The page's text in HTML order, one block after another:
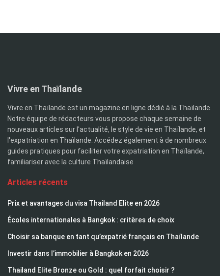
Vivre en Thaïlande
Vivre en Thaïlande est un magazine en ligne dédié à la Thaïlande.
Notre équipe de rédacteurs vous propose chaque semaine de
nouveaux articles sur l'actualité, le style de vie en Thaïlande, et
l'expatriation en Thaïlande. Accédez également à de nombreux
guides pratiques pour faciliter votre expatriation en Thaïlande,
familiariser avec la culture Thaïlandaise
Articles récents
Prix et avantages du visa Thailand Elite en 2026
Écoles internationales à Bangkok : critères de choix
Choisir sa banque en tant qu’expatrié français en Thaïlande
Investir dans l’immobilier à Bangkok en 2026
Thailand Elite Bronze ou Gold : quel forfait choisir ?